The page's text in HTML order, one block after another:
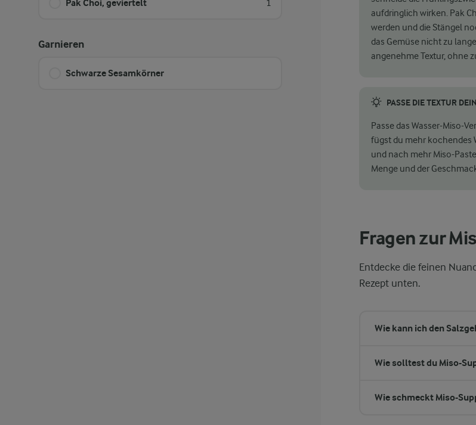
Pak Choi, geviertelt 1
Garnieren
Schwarze Sesamkörner
aufdringlich wirken. Pak
werden und die Stängel
das Gemüse nicht zu
angenehme Textur, ohne
PASSE DIE TEXTUR
Passe das Wasser-Miso-
fügst du mehr kochendes
und nach mehr Miso-
Menge und der
Fragen zur
Entdecke die feinen
Rezept unten.
Wie kann ich den
Wie solltest du Miso-
Wie schmeckt Miso-